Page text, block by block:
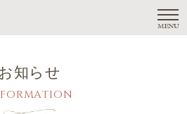
MENU
お知らせ